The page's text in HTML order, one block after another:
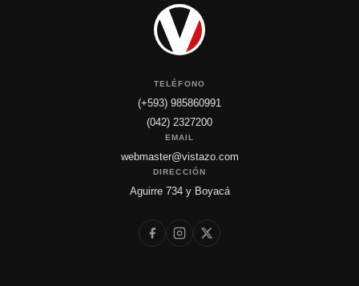
TELÉFONO
(+593) 985860991
(042) 2327200
EMAIL
webmaster@vistazo.com
DIRECCIÓN
Aguirre 734 y Boyacá